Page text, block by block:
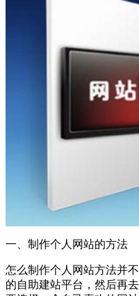
一、制作个人网站的方法
怎么制作个人网站方法并
的自助建站平台，然后再